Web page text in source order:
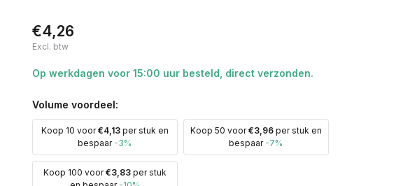
€4,26
Excl. btw
Op werkdagen voor 15:00 uur besteld, direct verzonden.
Volume voordeel:
Koop 10 voor€4,13per stuk en
bespaar -3%
Koop 50 voor€3,96per stuk en
bespaar -7%
Koop 100 voor€3,83per stuk